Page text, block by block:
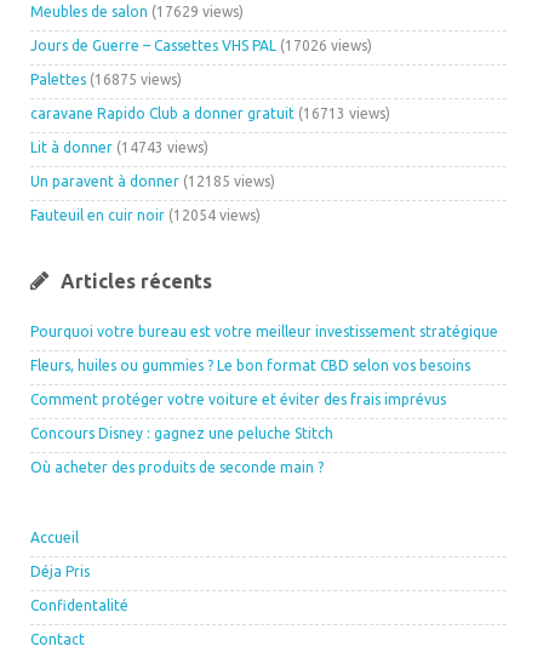
Meubles de salon (17629 views)
Jours de Guerre – Cassettes VHS PAL (17026 views)
Palettes (16875 views)
caravane Rapido Club a donner gratuit (16713 views)
Lit à donner (14743 views)
Un paravent à donner (12185 views)
Fauteuil en cuir noir (12054 views)
Articles récents
Pourquoi votre bureau est votre meilleur investissement stratégique
Fleurs, huiles ou gummies ? Le bon format CBD selon vos besoins
Comment protéger votre voiture et éviter des frais imprévus
Concours Disney : gagnez une peluche Stitch
Où acheter des produits de seconde main ?
Accueil
Déja Pris
Confidentalité
Contact